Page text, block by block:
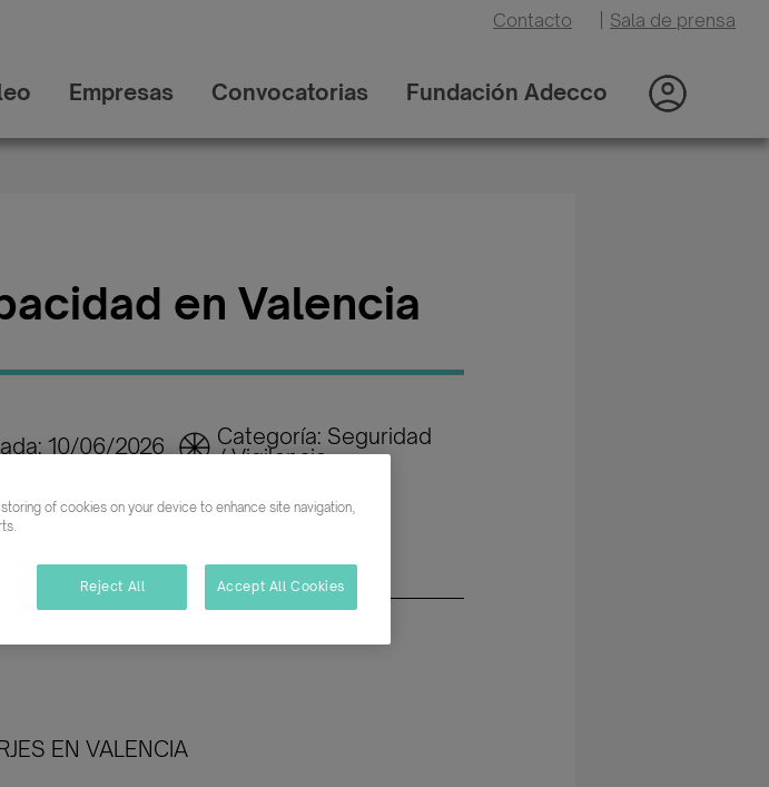
Contacto Sala de prensa
Empresas Convocatorias Fundación Adecco
en Valencia
10/06/2026 Categoría: Seguridad
/ Vigilancia
EN VALENCIA
of cookies on your device to enhance site navigation,
Reject All Accept All Cookies